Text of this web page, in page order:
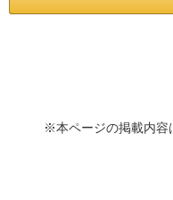
※本ページの掲載内容